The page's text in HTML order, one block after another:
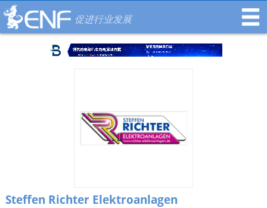
促进行业发展
Steffen Richter Elektroanlagen